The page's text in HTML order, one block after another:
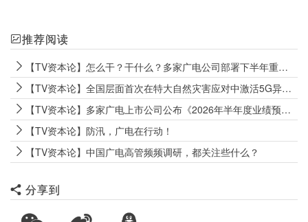
推荐阅读
【TV资本论】怎么干？干什么？多家广电公司部署下半年重点工作
【TV资本论】全国层面首次在特大自然灾害应对中激活5G异网漫游机制
【TV资本论】多家广电上市公司公布《2026年半年度业绩预告》
【TV资本论】防汛，广电在行动！
【TV资本论】中国广电高管频频调研，都关注些什么？
分享到